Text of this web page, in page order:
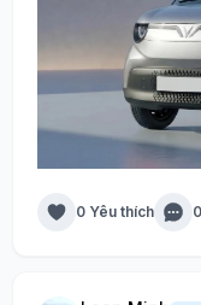
0 Yêu thích